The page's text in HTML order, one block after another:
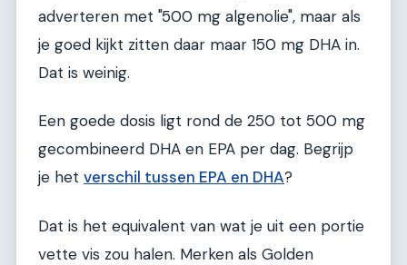
adverteren met "500 mg algenolie", maar als
je goed kijkt zitten daar maar 150 mg DHA in.
Dat is weinig.
Een goede dosis ligt rond de 250 tot 500 mg
gecombineerd DHA en EPA per dag. Begrijp
je het verschil tussen EPA en DHA?
Dat is het equivalent van wat je uit een portie
vette vis zou halen. Merken als Golden